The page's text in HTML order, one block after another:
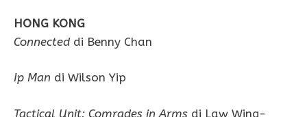
HONG KONG
Connected di Benny Chan
Ip Man di Wilson Yip
Tactical Unit: Comrades in Arms di Law Wing-